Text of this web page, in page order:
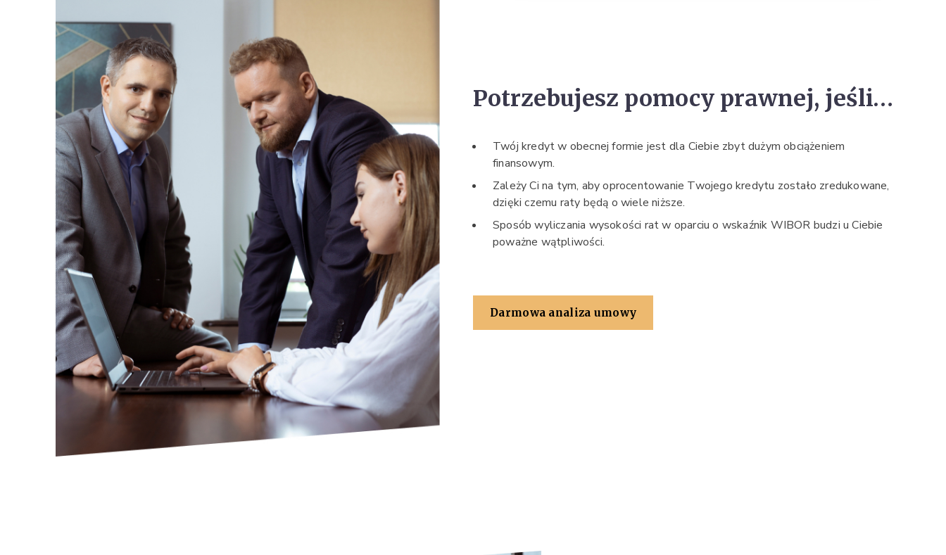
Potrzebujesz pomocy prawnej, jeśli…
Twój kredyt w obecnej formie jest dla Ciebie zbyt dużym obciążeniem
finansowym.
Zależy Ci na tym, aby oprocentowanie Twojego kredytu zostało zredukowane,
dzięki czemu raty będą o wiele niższe.
Sposób wyliczania wysokości rat w oparciu o wskaźnik WIBOR budzi u Ciebie
poważne wątpliwości.
Darmowa analiza umowy